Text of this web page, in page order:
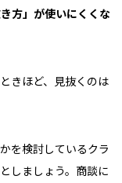
方」が使いにくくな
きほど、見抜くのは
を検討しているクラ
しましょう。商談に